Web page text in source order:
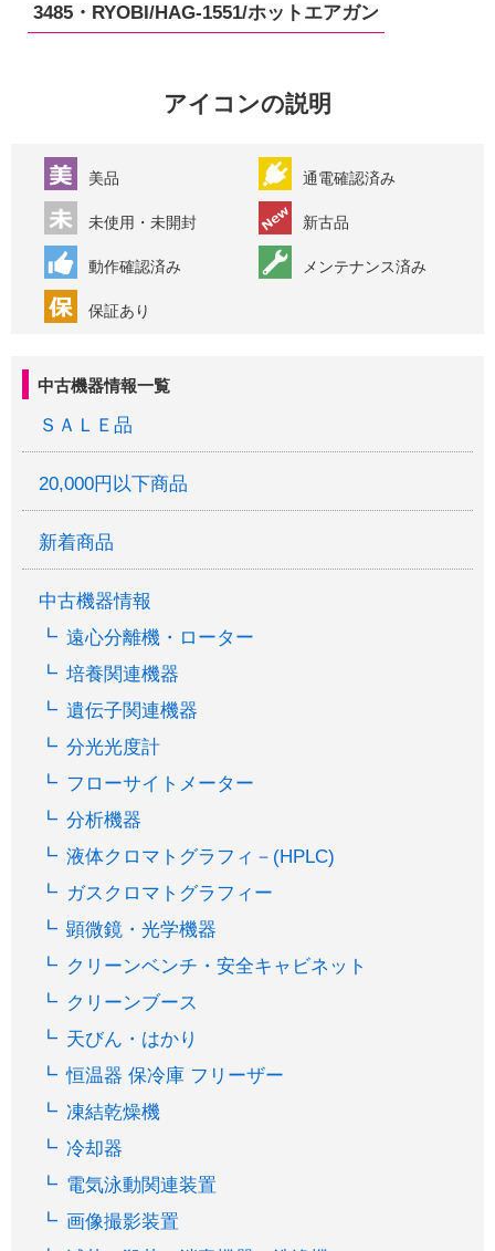
中古機器情報一覧
ＳＡＬＥ品
20,000円以下商品
新着商品
中古機器情報
遠心分離機・ローター
培養関連機器
遺伝子関連機器
分光光度計
フローサイトメーター
分析機器
液体クロマトグラフィ－(HPLC)
ガスクロマトグラフィー
顕微鏡・光学機器
クリーンベンチ・安全キャビネット
クリーンブース
天びん・はかり
恒温器 保冷庫 フリーザー
凍結乾燥機
冷却器
電気泳動関連装置
画像撮影装置
3485・RYOBI/HAG-1551/ホットエアガン
アイコンの説明
美品 通電確認済み
未使用・未開封 新古品
動作確認済み メンテナンス済み
保証あり